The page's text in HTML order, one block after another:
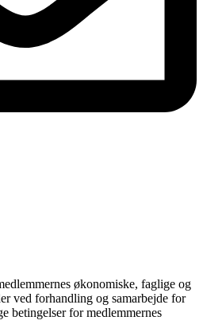
økonomiske, faglige og
ved forhandling og samarbejde for
betingelser for medlemmernes